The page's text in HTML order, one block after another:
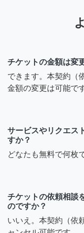
チケットの金額は変
できます。本契約（
金額の変更は可能で
サービスやリクエス
すか？
どなたも無料で何枚
チケットの依頼相談
のですか？
いいえ。本契約（依